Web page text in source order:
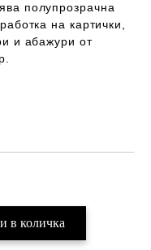
полупрозрачна
на картички,
и абажури от